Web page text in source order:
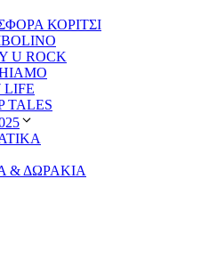
ΚΟΡΙΤΣΙ
U ROCK
LIFE
TALES
& ΔΩΡΑΚΙΑ